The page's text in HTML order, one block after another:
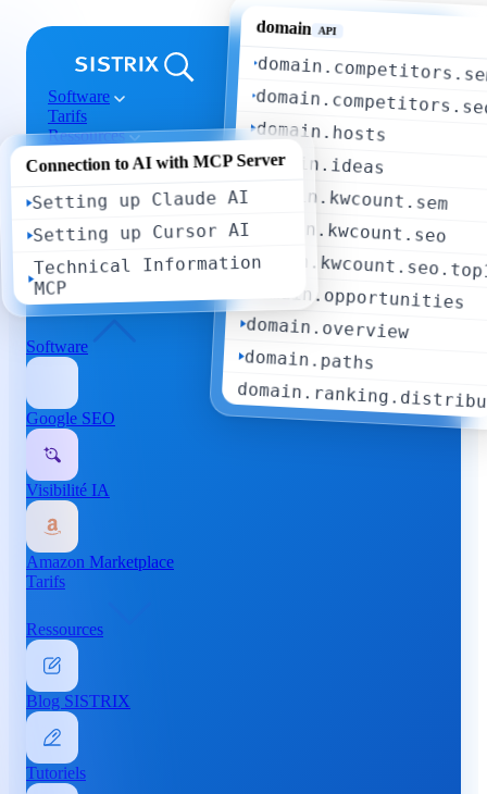
Software
Tarifs
Ressources
Support
Se connecter Essai gratuit
Software
Google SEO
Visibilité IA
Amazon Marketplace
Tarifs
Ressources
Blog SISTRIX
Tutoriels
domain API
domain.hosts
domain.ideas
domain.kwcount.sem
domain.kwcount.seo
domain.opportunities
domain.overview
domain.paths
Connection to AI with MCP Server
Setting up Claude AI
Setting up Cursor AI
Technical Information
MCP